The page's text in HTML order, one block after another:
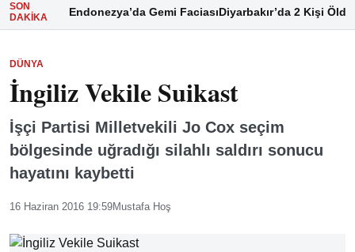
SON
DAKIKA
Endonezya’da Gemi FaciasıDiyarbakır’da 2 Kişi Öldü
DÜNYA
İngiliz Vekile Suikast
İşçi Partisi Milletvekili Jo Cox seçim
bölgesinde uğradığı silahlı saldırı sonucu
hayatını kaybetti
16 Haziran 2016 19:59Mustafa Hoş